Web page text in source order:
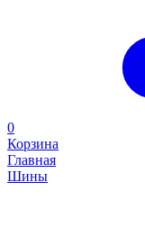
0
Корзина
Главная
Шины